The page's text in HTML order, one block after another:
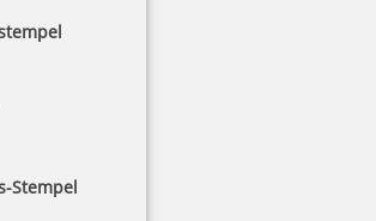
Stempel